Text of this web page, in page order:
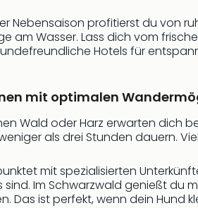
Nebensaison profitierst du von
am Wasser. Lass dich vom
Hotels für
mit optimalen
Wald oder Harz erwarten dich
als drei Stunden dauern.
mit spezialisierten
Im Schwarzwald genießt du
Das ist perfekt, wenn dein Hund